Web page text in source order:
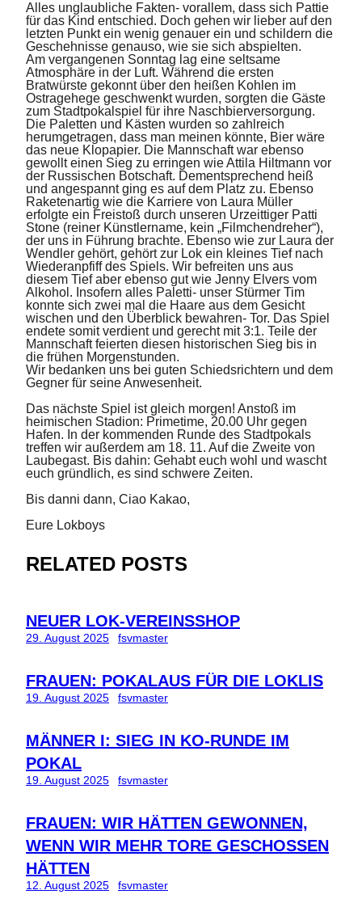
Alles unglaubliche Fakten- vorallem, dass sich Pattie
für das Kind entschied. Doch gehen wir lieber auf den
letzten Punkt ein wenig genauer ein und schildern die
Geschehnisse genauso, wie sie sich abspielten.
Am vergangenen Sonntag lag eine seltsame
Atmosphäre in der Luft. Während die ersten
Bratwürste gekonnt über den heißen Kohlen im
Ostragehege geschwenkt wurden, sorgten die Gäste
zum Stadtpokalspiel für ihre Naschbierversorgung.
Die Paletten und Kästen wurden so zahlreich
herumgetragen, dass man meinen könnte, Bier wäre
das neue Klopapier. Die Mannschaft war ebenso
gewollt einen Sieg zu erringen wie Attila Hiltmann vor
der Russischen Botschaft. Dementsprechend heiß
und angespannt ging es auf dem Platz zu. Ebenso
Raketenartig wie die Karriere von Laura Müller
erfolgte ein Freistoß durch unseren Urzeittiger Patti
Stone (reiner Künstlername, kein „Filmchendreher“),
der uns in Führung brachte. Ebenso wie zur Laura der
Wendler gehört, gehört zur Lok ein kleines Tief nach
Wiederanpfiff des Spiels. Wir befreiten uns aus
diesem Tief aber ebenso gut wie Jenny Elvers vom
Alkohol. Insofern alles Paletti- unser Stürmer Tim
konnte sich zwei mal die Haare aus dem Gesicht
wischen und den Überblick bewahren- Tor. Das Spiel
endete somit verdient und gerecht mit 3:1. Teile der
Mannschaft feierten diesen historischen Sieg bis in
die frühen Morgenstunden.
Wir bedanken uns bei guten Schiedsrichtern und dem
Gegner für seine Anwesenheit.
Das nächste Spiel ist gleich morgen! Anstoß im
heimischen Stadion: Primetime, 20.00 Uhr gegen
Hafen. In der kommenden Runde des Stadtpokals
treffen wir außerdem am 18. 11. Auf die Zweite von
Laubegast. Bis dahin: Gehabt euch wohl und wascht
euch gründlich, es sind schwere Zeiten.
Bis danni dann, Ciao Kakao,
Eure Lokboys
RELATED POSTS
NEUER LOK-VEREINSSHOP
29. August 2025 fsvmaster
FRAUEN: POKALAUS FÜR DIE LOKLIS
19. August 2025 fsvmaster
MÄNNER I: SIEG IN KO-RUNDE IM
POKAL
19. August 2025 fsvmaster
FRAUEN: WIR HÄTTEN GEWONNEN,
WENN WIR MEHR TORE GESCHOSSEN
HÄTTEN
12. August 2025 fsvmaster